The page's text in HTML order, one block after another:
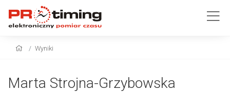
Wyniki
Marta Strojna-Grzybowska